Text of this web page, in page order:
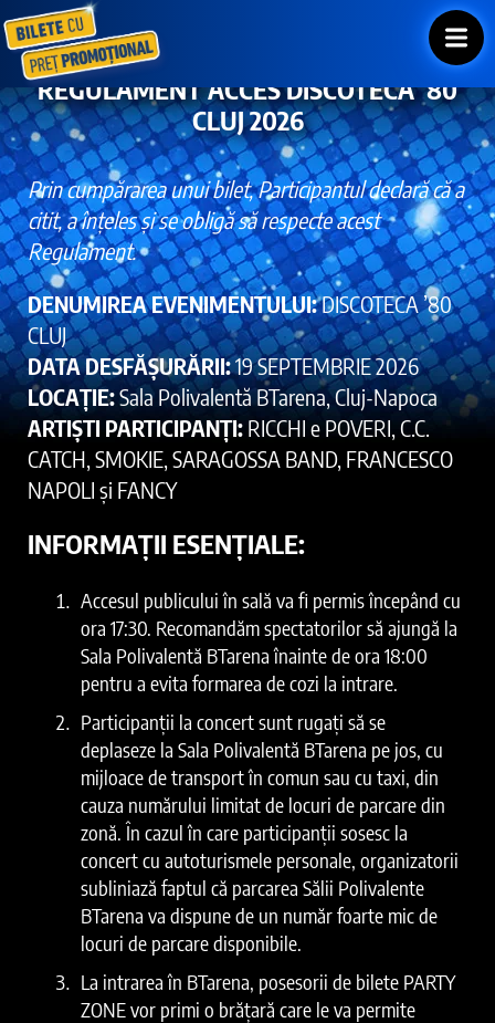
REGULAMENT ACCES DISCOTECA ‘80
CLUJ 2026
Prin cumpărarea unui bilet, Participantul declară că a
citit, a înțeles și se obligă să respecte acest
Regulament.
DENUMIREA EVENIMENTULUI:DISCOTECA ’80
CLUJ
DATA DESFĂȘURĂRII:19 SEPTEMBRIE 2026
LOCAȚIE:Sala Polivalentă BTarena, Cluj-Napoca
ARTIȘTI PARTICIPANȚI: RICCHI e POVERI, C.C.
CATCH, SMOKIE, SARAGOSSA BAND, FRANCESCO
NAPOLI și FANCY
INFORMAȚII ESENȚIALE:
Accesul publicului în sală va fi permis începând cu
ora 17:30. Recomandăm spectatorilor să ajungă la
Sala Polivalentă BTarena înainte de ora 18:00
pentru a evita formarea de cozi la intrare.
Participanții la concert sunt rugați să se
deplaseze la Sala Polivalentă BTarena pe jos, cu
mijloace de transport în comun sau cu taxi, din
cauza numărului limitat de locuri de parcare din
zonă. În cazul în care participanții sosesc la
concert cu autoturismele personale, organizatorii
subliniază faptul că parcarea Sălii Polivalente
BTarena va dispune de un număr foarte mic de
locuri de parcare disponibile.
La intrarea în BTarena, posesorii de bilete PARTY
ZONE vor primi o brățară care le va permite